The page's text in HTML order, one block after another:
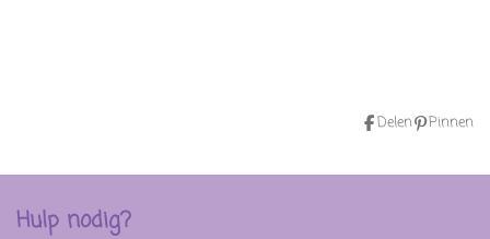
Delen Pinnen
Hulp nodig?